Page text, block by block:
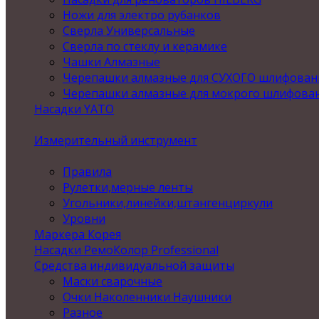
Ножи для электро рубанков
Сверла Универсальные
Сверла по стеклу и керамике
Чашки Алмазные
Черепашки алмазные для СУХОГО
Черепашки алмазные для мокрого
Насадки YATO
Измерительный инструмент
Правила
Рулетки,мерные ленты
Угольники,линейки,штангенциркули
Уровни
Маркера Корея
Насадки РемоКолор Professional
Средства индивидуальной защиты
Маски сварочные
Очки Наколенники Наушники
Разное